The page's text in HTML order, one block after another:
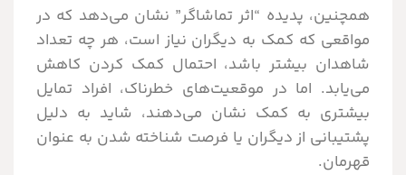
همچنین، پدیده “اثر تماشاگر” نشان می‌دهد که در
مواقعی که کمک به دیگران نیاز است، هر چه تعداد
شاهدان بیشتر باشد، احتمال کمک کردن کاهش
می‌یابد. اما در موقعیت‌های خطرناک، افراد تمایل
بیشتری به کمک نشان می‌دهند، شاید به دلیل
پشتیبانی از دیگران یا فرصت شناخته شدن به عنوان
قهرمان.